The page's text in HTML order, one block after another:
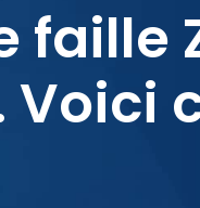
faille
Voici